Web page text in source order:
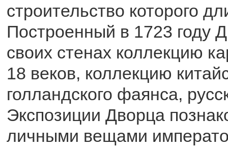
строительство которого
Построенный в 1723 году
своих стенах коллекцию
18 веков, коллекцию
голландского фаянса,
Экспозиции Дворца
личными вещами